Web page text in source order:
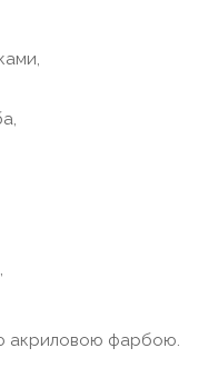
акриловою фарбою.